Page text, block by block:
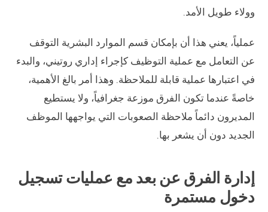
وولاء طويل الأمد.
عملياً، يعني هذا أن بإمكان قسم الموارد البشرية التوقف
عن التعامل مع عملية التوظيف كإجراء إداري روتيني، والبدء
في اعتبارها عملية قابلة للملاحظة. وهذا أمر بالغ الأهمية،
خاصةً عندما تكون الفرق موزعة جغرافياً، ولا يستطيع
المديرون دائماً ملاحظة الصعوبات التي يواجهها الموظف
الجديد دون أن يشعر بها.
إدارة الفرق عن بعد مع عمليات تسجيل
دخول مستمرة